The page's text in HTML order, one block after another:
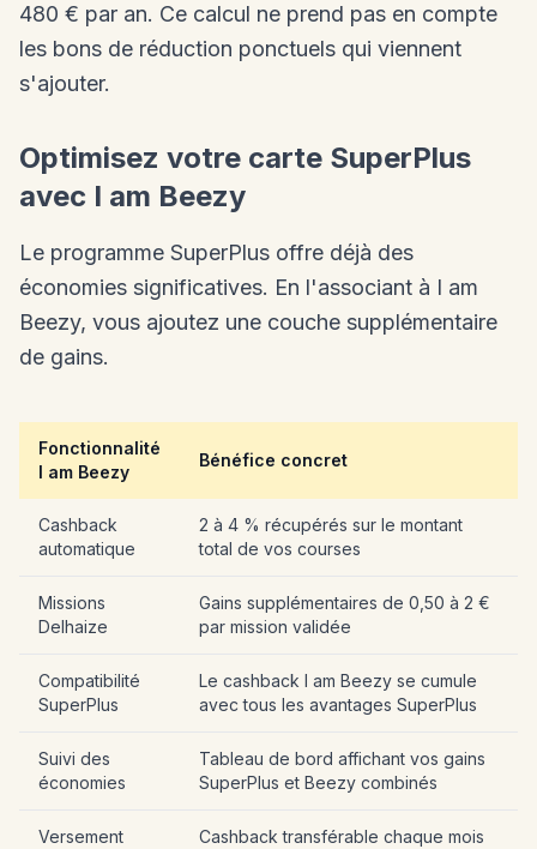
480 € par an. Ce calcul ne prend pas en compte
les bons de réduction ponctuels qui viennent
s'ajouter.
Optimisez votre carte SuperPlus
avec I am Beezy
Le programme SuperPlus offre déjà des
économies significatives. En l'associant à I am
Beezy, vous ajoutez une couche supplémentaire
de gains.
Fonctionnalité
I am Beezy
Bénéfice concret
Cashback
automatique
2 à 4 % récupérés sur le montant
total de vos courses
Missions
Delhaize
Gains supplémentaires de 0,50 à 2 €
par mission validée
Compatibilité
SuperPlus
Le cashback I am Beezy se cumule
avec tous les avantages SuperPlus
Suivi des
économies
Tableau de bord affichant vos gains
SuperPlus et Beezy combinés
Versement
Cashback transférable chaque mois